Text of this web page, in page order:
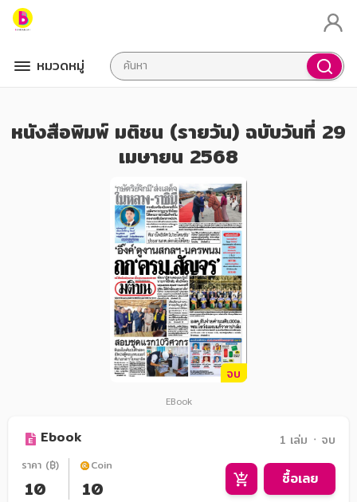
หมวดหมู่
หนังสือพิมพ์ มติชน (รายวัน) ฉบับวันที่ 29
เมษายน 2568
จบ
EBook
Ebook 1 เล่ม ᛫ จบ
ราคา (฿)
10
Coin
10 ซื้อเลย